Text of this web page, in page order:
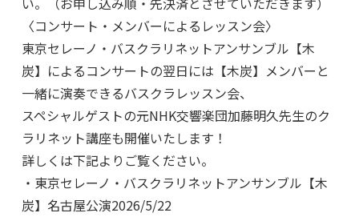
〈コンサート・メンバーによるレッスン会〉
東京セレーノ・バスクラリネットアンサンブル【木
炭】によるコンサートの翌日には【木炭】メンバーと
一緒に演奏できるバスクラレッスン会、
スペシャルゲストの元NHK交響楽団加藤明久先生のク
ラリネット講座も開催いたします！
詳しくは下記よりご覧ください。
・東京セレーノ・バスクラリネットアンサンブル【木
炭】名古屋公演2026/5/22